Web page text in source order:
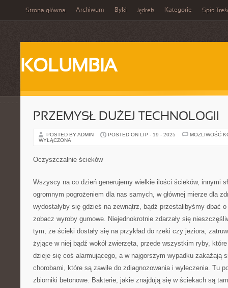
Strona główna Archiwum Byki Jędrek Kategorie Spis
KOLUMBIA
PRZEMYSŁ DUŻEJ TECHNOLOGII
POSTED BY ADMIN POSTED ON LIP - 19 - 2025
MOŻLIWOŚĆ
WYŁĄCZONA
Oczyszczalnie ścieków
Wszyscy na co dzień generujemy wielkie ilości ścieków, innymi
ogromnym pogrożeniem dla nas samych, w głównej mierze dla
wydostałyby się gdzieś na zewnątrz, bądź przestalibyśmy dbać
zobacz wyroby gumowe. Niejednokrotnie zdarzały się
tym, że ścieki dostały się na przykład do rzeki czy jeziora,
żyjące w niej bądź wokół zwierzęta, przede wszystkim ryby,
dzieje się coś alarmującego, a w najgorszym wypadku zakażają
chorobami, które są zawiłe do zdiagnozowania i wyleczenia. Tu
zbiorniki betonowe. Bakterie, jakie znajdują się w ściekach są